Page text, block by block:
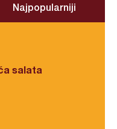
Najpopularniji
salata